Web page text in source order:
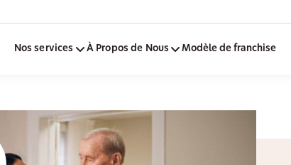
Nos services À Propos de Nous Modèle de franchise